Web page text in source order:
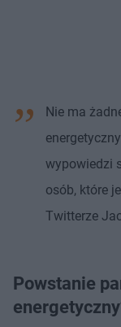
Nie ma
wypowiedzi
osób, które
Twitterze
Powstanie